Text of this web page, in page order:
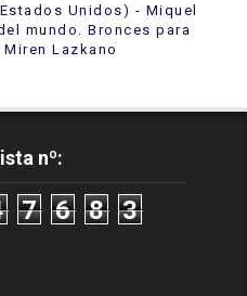
Unidos) - Miquel
mundo. Bronces para
Lazkano
nº:
7 6 8 3